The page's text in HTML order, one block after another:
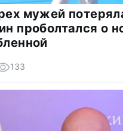
мужей
проболтался о
133